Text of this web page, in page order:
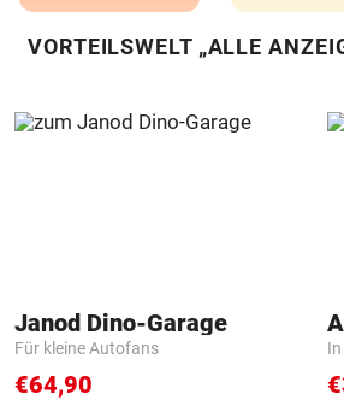
VORTEILSWELT „ALLE
Janod Dino-Garage
Für kleine Autofans
€64,90